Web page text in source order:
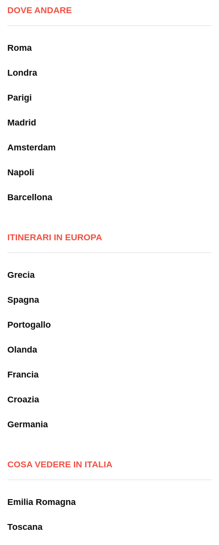
DOVE ANDARE
Roma
Londra
Parigi
Madrid
Amsterdam
Napoli
Barcellona
ITINERARI IN EUROPA
Grecia
Spagna
Portogallo
Olanda
Francia
Croazia
Germania
COSA VEDERE IN ITALIA
Emilia Romagna
Toscana